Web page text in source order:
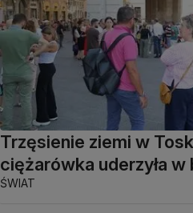
Trzęsienie ziemi w
ciężarówka uderzyła w
ŚWIAT